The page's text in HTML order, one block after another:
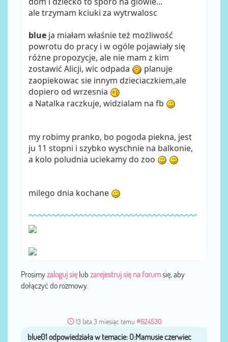
ale trzymam kciuki za wytrwalosc
blue ja miałam właśnie też możliwość
powrotu do pracy i w ogóle pojawiały się
różne propozycje, ale nie mam z kim
zostawić Alicji, wic odpada
planuje
zaopiekowac sie innym dzieciaczkiem,ale
dopiero od wrzesnia
a Natalka raczkuje, widzialam na fb
my robimy pranko, bo pogoda piekna, jest
ju 11 stopni i szybko wyschnie na balkonie,
a kolo poludnia uciekamy do zoo
milego dnia kochane
Prosimyzaloguj sięlub zarejestruj się na forumsię, aby
dołączyć do rozmowy.
13 lata 3 miesiąc temu #624530
przezblue01